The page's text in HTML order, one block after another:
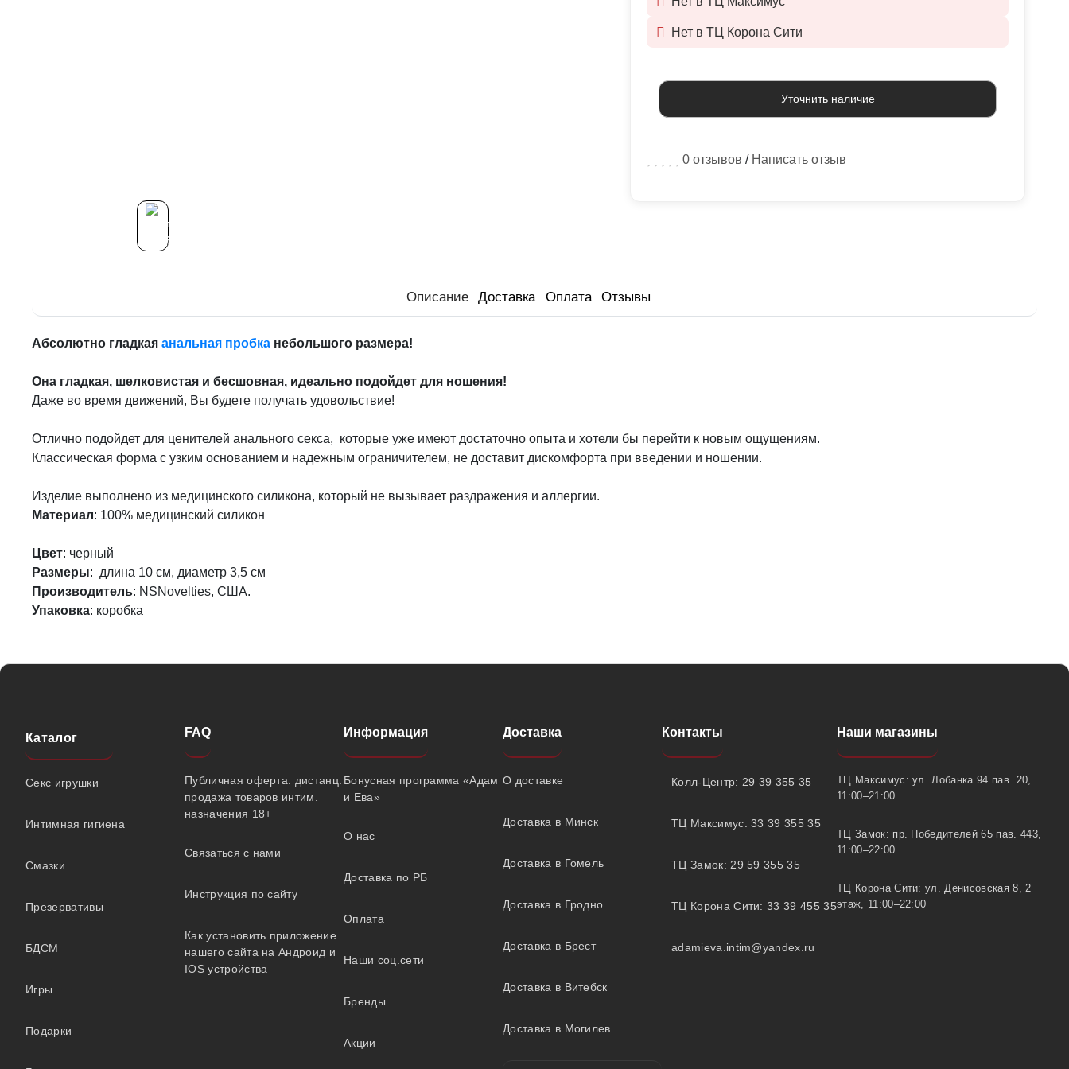
Нет в ТЦ Корона Сити
Уточнить наличие
0 отзывов / Написать отзыв
Описание Доставка Оплата Отзывы
Абсолютно гладкая анальная пробка небольшого размера!
Она гладкая, шелковистая и бесшовная, идеально подойдет для ношения!
Даже во время движений, Вы будете получать удовольствие!
Отлично подойдет для ценителей анального секса, которые уже имеют достаточно опыта и хотели бы перейти к новым ощущениям.
Классическая форма с узким основанием и надежным ограничителем, не доставит дискомфорта при введении и ношении.
Изделие выполнено из медицинского силикона, который не вызывает раздражения и аллергии.
Материал: 100% медицинский силикон
Цвет: черный
Размеры: длина 10 см, диаметр 3,5 см
Производитель: NSNovelties, США.
Упаковка: коробка
Каталог
Секс игрушки
Интимная гигиена
Смазки
Презервативы
БДСМ
Игры
Подарки
FAQ
Публичная оферта: дистанц.
продажа товаров интим.
назначения 18+
Связаться с нами
Инструкция по сайту
Как установить приложение
нашего сайта на Андроид и
IOS устройства
Информация
Бонусная программа «Адам
и Ева»
О нас
Доставка по РБ
Оплата
Наши соц.сети
Бренды
Акции
Доставка
О доставке
Доставка в Минск
Доставка в Гомель
Доставка в Гродно
Доставка в Брест
Доставка в Витебск
Доставка в Могилев
Контакты
Колл-Центр: 29 39 355 35
ТЦ Максимус: 33 39 355 35
ТЦ Замок: 29 59 355 35
ТЦ Корона Сити: 33 39 455 35
adamieva.intim@yandex.ru
Наши магазины
ТЦ Максимус: ул. Лобанка 94 пав. 20,
11:00–21:00
ТЦ Замок: пр. Победителей 65 пав. 443,
11:00–22:00
ТЦ Корона Сити: ул. Денисовская 8, 2
этаж, 11:00–22:00